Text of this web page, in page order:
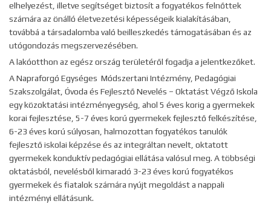
elhelyezést, illetve segítséget biztosít a fogyatékos felnőttek
számára az önálló életvezetési képességeik kialakításában,
továbbá a társadalomba való beilleszkedés támogatásában és az
utógondozás megszervezésében.
A lakóotthon az egész ország területéről fogadja a jelentkezőket.
A Napraforgó Egységes Módszertani Intézmény, Pedagógiai
Szakszolgálat, Óvoda és Fejlesztő Nevelés – Oktatást Végző Iskola
egy közoktatási intézményegység, ahol 5 éves korig a gyermekek
korai fejlesztése, 5-7 éves korú gyermekek fejlesztő felkészítése,
6-23 éves korú súlyosan, halmozottan fogyatékos tanulók
fejlesztő iskolai képzése és az integráltan nevelt, oktatott
gyermekek konduktív pedagógiai ellátása valósul meg. A többségi
oktatásból, nevelésből kimaradó 3-23 éves korú fogyatékos
gyermekek és fiatalok számára nyújt megoldást a nappali
intézményi ellátásunk.